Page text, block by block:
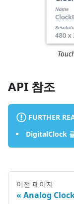
API 참조
FURTHER
DigitalClock
이전 페이지
Analog